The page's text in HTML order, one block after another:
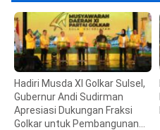
Hadiri Musda XI Golkar Sulsel,
Gubernur Andi Sudirman
Apresiasi Dukungan Fraksi
Golkar untuk Pembangunan